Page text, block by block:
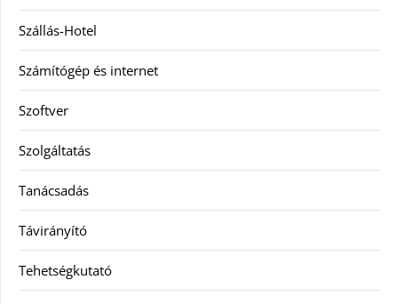
Szállás-Hotel
Számítógép és internet
Szoftver
Szolgáltatás
Tanácsadás
Távirányító
Tehetségkutató